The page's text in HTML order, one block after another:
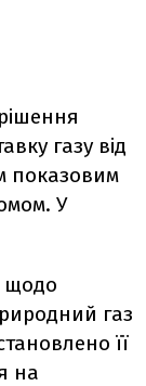
газу від
показовим
У
щодо
газ
її
на